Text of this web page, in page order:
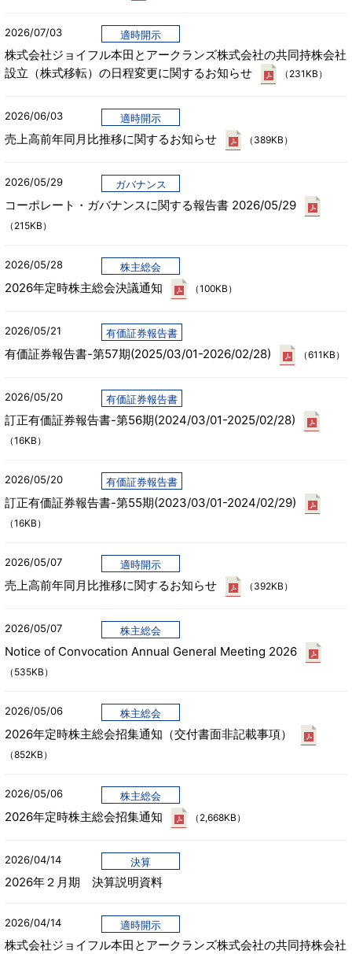
2026/07/03 適時開示
株式会社ジョイフル本田とアークランズ株式会社の共同持株会社
設立（株式移転）の日程変更に関するお知らせ
（231KB）
2026/06/03 適時開示
売上高前年同月比推移に関するお知らせ （389KB）
2026/05/29 ガバナンス
コーポレート・ガバナンスに関する報告書 2026/05/29
（215KB）
2026/05/28 株主総会
2026年定時株主総会決議通知 （100KB）
2026/05/21 有価証券報告書
有価証券報告書-第57期(2025/03/01-2026/02/28) （611KB）
2026/05/20 有価証券報告書
訂正有価証券報告書-第56期(2024/03/01-2025/02/28)
（16KB）
2026/05/20 有価証券報告書
訂正有価証券報告書-第55期(2023/03/01-2024/02/29)
（16KB）
2026/05/07 適時開示
売上高前年同月比推移に関するお知らせ （392KB）
2026/05/07 株主総会
Notice of Convocation Annual General Meeting 2026
（535KB）
2026/05/06 株主総会
2026年定時株主総会招集通知（交付書面非記載事項）
（852KB）
2026/05/06 株主総会
2026年定時株主総会招集通知 （2,668KB）
2026/04/14 決算
2026年２月期 決算説明資料
2026/04/14 適時開示
株式会社ジョイフル本田とアークランズ株式会社の共同持株会社